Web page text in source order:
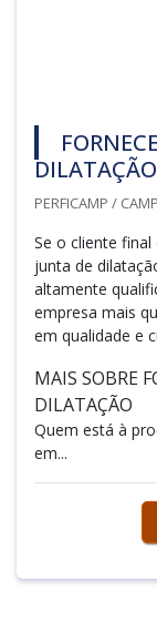
DILATAÇÃO
PERFICAMP /
Se o cliente
junta de
altamente
empresa mais
em qualidade e
MAIS SOBRE
DILATAÇÃO
Quem está à
em...